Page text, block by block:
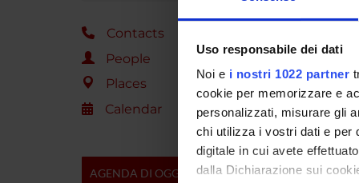
Uso responsabile dei dati
Noi e i nostri 1022 partner
cookie per memorizzare e
personalizzati, misurare gli
chi utilizza i vostri dati e per
digitale in cui avete
dalla Dichiarazione sui
Contacts
People
Places
Calendar
AGENDA DI OGGI
ed
Molte
quali
La
tabella